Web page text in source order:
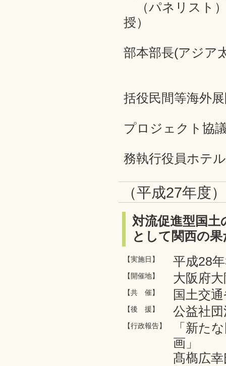
（パネリスト
授）
部本部長(アジア
括役民間等海外
プロジェクト協
務執行役員ホテ
（平成27年度）
対流促進型国
として関西の
【実施日】 平成28
【開催地】 大阪府
【共 催】 国土交
【後 援】 公益社
【行政報告】
「新た
画」
髙𣘺広